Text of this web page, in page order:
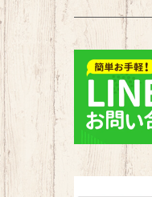
野球部
ソフトボール部
バスケ
バドミントン
サッカー
バレーボール
タオル